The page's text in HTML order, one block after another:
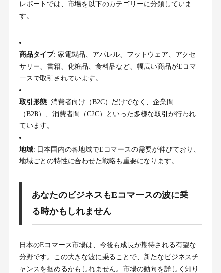
レポートでは、市場を以下のカテゴリーに分類していま
す。
商品タイプ: 家電製品、アパレル、フットウェア、アクセ
サリー、書籍、化粧品、食料品など、幅広い商品がEコマ
ースで取引されています。
取引形態: 消費者向け（B2C）だけでなく、企業間
（B2B）、消費者間（C2C）といった多様な取引が行われ
ています。
地域: 日本国内の各地域でEコマースの需要が伸びており、
地域ごとの特性に合わせた戦略も重要になります。
あなたのビジネスもEコマースの波に乗
る時かもしれません
日本のEコマース市場は、今後も成長が期待される有望な
分野です。この大きな波に乗ることで、新たなビジネスチ
ャンスを掴めるかもしれません。市場の動向を詳しく知り